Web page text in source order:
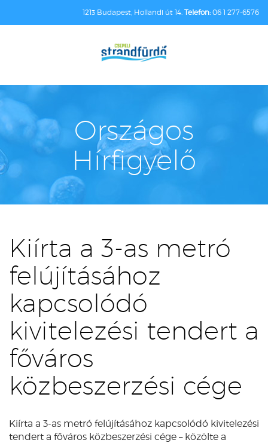
1213 Budapest, Hollandi út 14. Telefon:06 1 277-6576
Országos
Hírfigyelő
Kiírta a 3-as metró
felújításához
kapcsolódó
kivitelezési tendert a
főváros
közbeszerzési cége
Kiírta a 3-as metró felújításához kapcsolódó kivitelezési
tendert a főváros közbeszerzési cége – közölte a